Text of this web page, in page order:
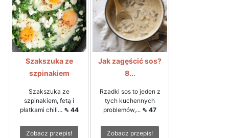
Szakszuka ze
szpinakiem
Szakszuka ze
szpinakiem, fetą i
płatkami chili... ⇖ 44
Zobacz przepis!
Jak zagęścić sos?
8...
Rzadki sos to jeden z
tych kuchennych
problemów,... ⇖ 47
Zobacz przepis!